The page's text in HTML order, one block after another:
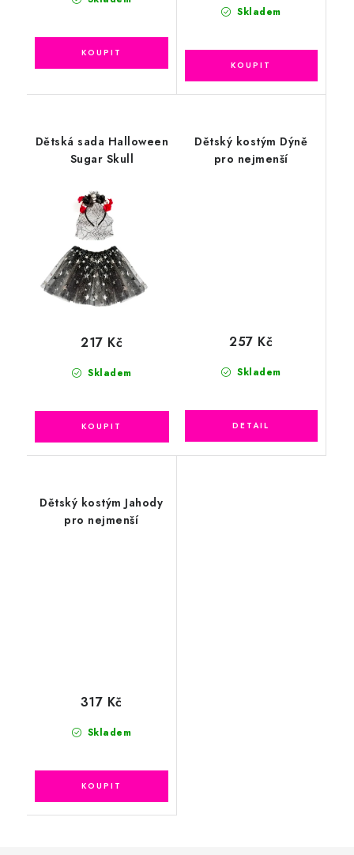
Skladem
Dětská sada Halloween
Sugar Skull
Skladem
217 Kč
Dětský kostým Dýně
pro nejmenší
Skladem
257 Kč
Dětský kostým Jahody
pro nejmenší
Skladem
317 Kč